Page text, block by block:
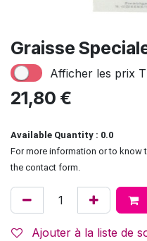
Graisse
Afficher les prix
21,80 €
Available Quantity : 0.0
For more information or to know
the contact form.
Ajouter à la liste de